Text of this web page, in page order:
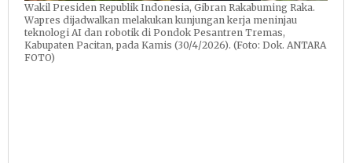
Wakil Presiden Republik Indonesia, Gibran Rakabuming Raka.
Wapres dijadwalkan melakukan kunjungan kerja meninjau
teknologi AI dan robotik di Pondok Pesantren Tremas,
Kabupaten Pacitan, pada Kamis (30/4/2026). (Foto: Dok. ANTARA
FOTO)